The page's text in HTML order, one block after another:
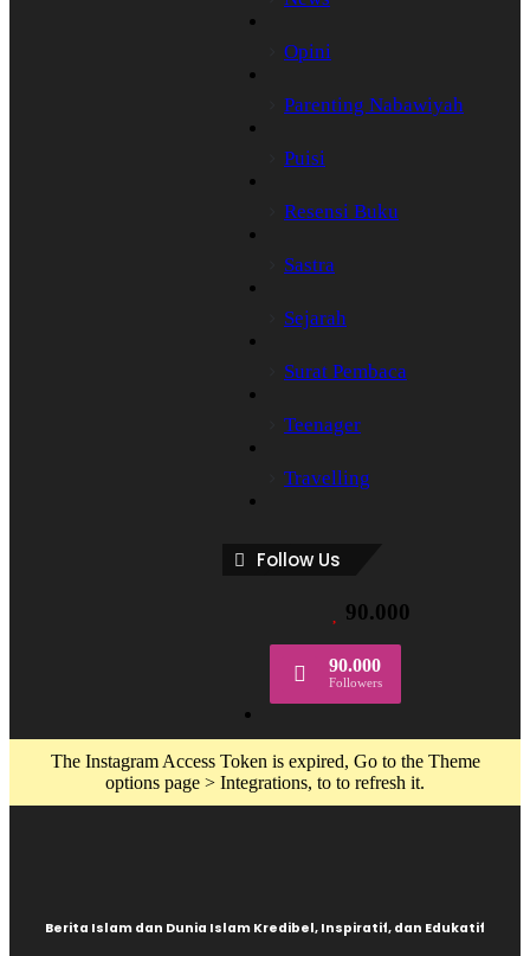
Opini
Parenting Nabawiyah
Puisi
Resensi Buku
Sastra
Sejarah
Surat Pembaca
Teenager
Travelling
Follow Us
90.000
90.000
Followers
The Instagram Access Token is expired, Go to the Theme
options page > Integrations, to to refresh it.
Berita Islam dan Dunia Islam Kredibel, Inspiratif, dan Edukatif